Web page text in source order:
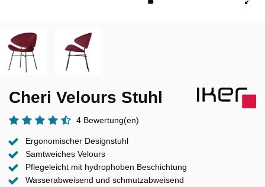
Cheri Velours Stuhl
4 Bewertung(en)
Ergonomischer Designstuhl
Samtweiches Velours
Pflegeleicht mit hydrophoben Beschichtung
Wasserabweisend und schmutzabweisend